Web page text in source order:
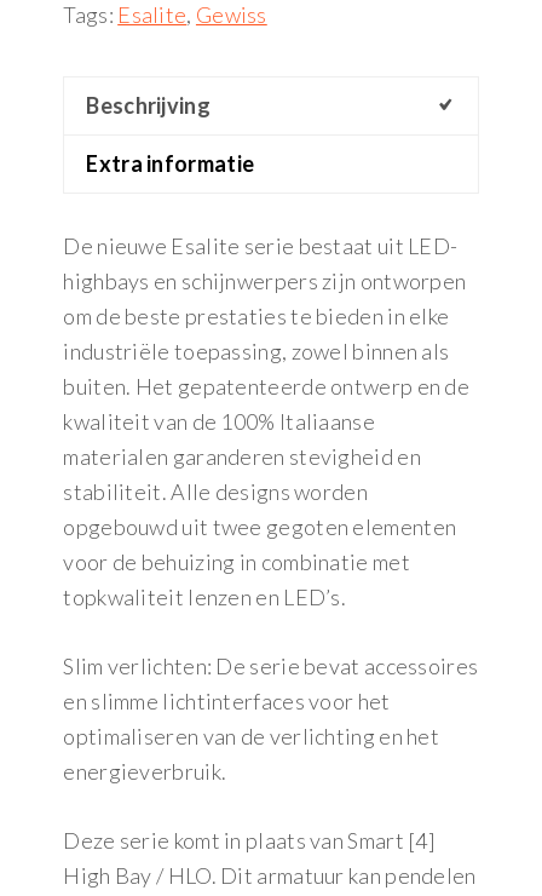
Tags: Esalite, Gewiss
Beschrijving
Extra informatie
De nieuwe Esalite serie bestaat uit LED-
highbays en schijnwerpers zijn ontworpen
om de beste prestaties te bieden in elke
industriële toepassing, zowel binnen als
buiten. Het gepatenteerde ontwerp en de
kwaliteit van de 100% Italiaanse
materialen garanderen stevigheid en
stabiliteit. Alle designs worden
opgebouwd uit twee gegoten elementen
voor de behuizing in combinatie met
topkwaliteit lenzen en LED’s.
Slim verlichten: De serie bevat accessoires
en slimme lichtinterfaces voor het
optimaliseren van de verlichting en het
energieverbruik.
Deze serie komt in plaats van Smart [4]
High Bay / HLO. Dit armatuur kan pendelen